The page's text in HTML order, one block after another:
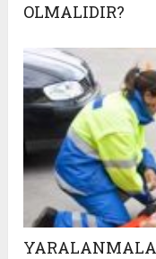
OLMALIDIR?